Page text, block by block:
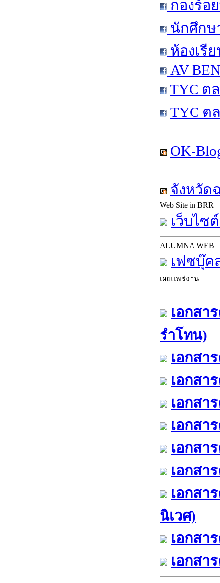
กองร้อ
นักศึกษ
ห้องเรี
AV
TYC ต
TYC ต
OK-
จังหวัด
Web Site in BRR
เว็บไซ
ALUMNA WEB
เฟซบุ๊ค
เผยแพร่งาน
เอกสา
รำโทน)
เอกสา
เอกสา
เอกสา
เอกสา
เอกสา
เอกสา
เอกสา
นิเวศ)
เอกสา
เอกสา